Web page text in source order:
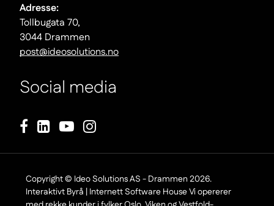
Adresse:
Tollbugata 70,
3044 Drammen
post@ideosolutions.no
Social media
Footer Copyright
Copyright © Ideo Solutions AS - Drammen 2026.
Interaktivt Byrå | Internett Software House Vi opererer